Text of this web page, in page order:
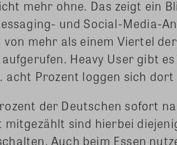
mehr ohne. Das zeigt ein
und Social-Media-
mehr als einem Viertel
Heavy User gibt
acht Prozent loggen sich
der Deutschen sofort
sind hierbei
Auch beim Essen